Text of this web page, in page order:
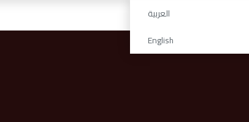
العربية
English